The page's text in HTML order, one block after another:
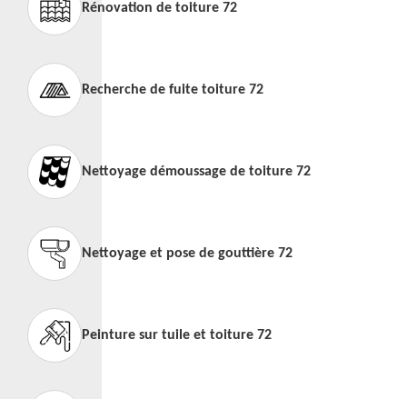
Rénovation de toiture 72
Recherche de fuite toiture 72
Nettoyage démoussage de toiture 72
Nettoyage et pose de gouttière 72
Peinture sur tuile et toiture 72